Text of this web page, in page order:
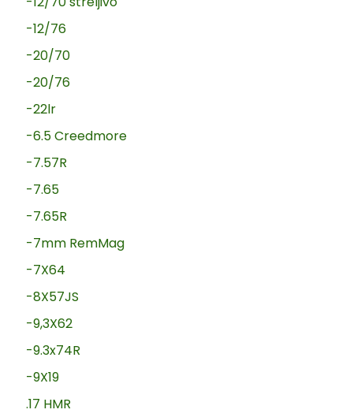
-12/76
-20/70
-20/76
-22lr
-6.5 Creedmore
-7.57R
-7.65
-7.65R
-7mm RemMag
-7X64
-8X57JS
-9,3X62
-9.3x74R
-9X19
.17 HMR